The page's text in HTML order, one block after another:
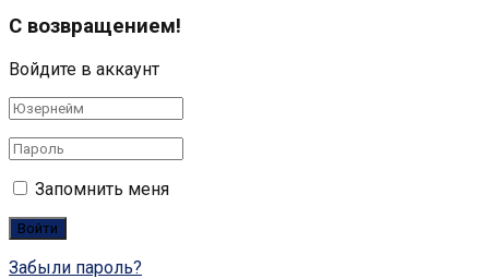
С возвращением!
Войдите в аккаунт
Запомнить меня
Забыли пароль?